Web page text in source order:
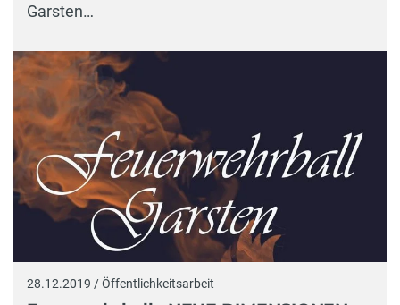
Garsten…
28.12.2019 / Öffentlichkeitsarbeit